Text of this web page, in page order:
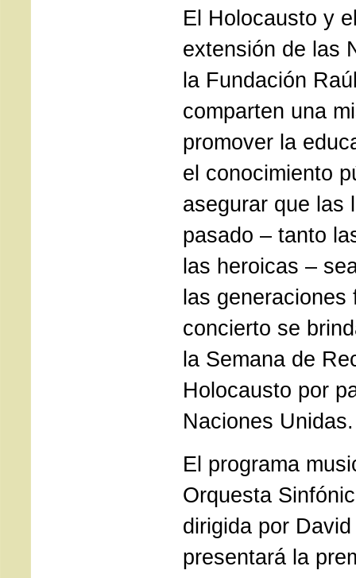
El Holocausto y
extensión de las
la Fundación
comparten una
promover la
el conocimiento
asegurar que las
pasado – tanto
las heroicas –
las generaciones
concierto se
la Semana de
Holocausto por
Naciones Unidas.
El programa
Orquesta
dirigida por
presentará la